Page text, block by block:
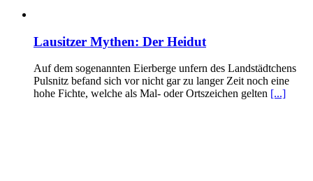
Lausitzer Mythen: Der Heidut
Auf dem sogenannten Eierberge unfern des Landstädtchens
Pulsnitz befand sich vor nicht gar zu langer Zeit noch eine
hohe Fichte, welche als Mal- oder Ortszeichen gelten [...]